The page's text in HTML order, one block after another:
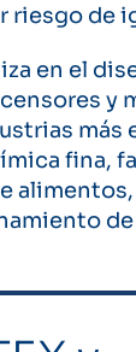
riesgo de
en el
y
más
fina,
de